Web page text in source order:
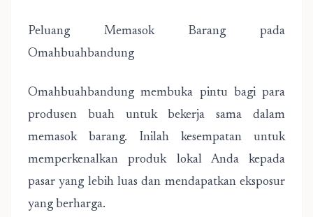
Peluang Memasok Barang pada
Omahbuahbandung
Omahbuahbandung membuka pintu bagi para
produsen buah untuk bekerja sama dalam
memasok barang. Inilah kesempatan untuk
memperkenalkan produk lokal Anda kepada
pasar yang lebih luas dan mendapatkan eksposur
yang berharga.